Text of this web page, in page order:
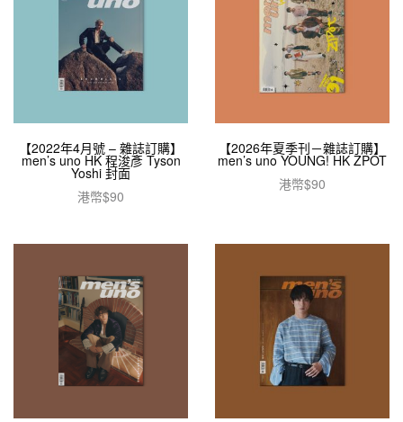
【2022年4月號 – 雜誌訂購】
men’s uno HK 程浚彥 Tyson
Yoshi 封面
港幣$90
【2026年夏季刊－雜誌訂購】
men’s uno YOUNG! HK ZPOT
港幣$90